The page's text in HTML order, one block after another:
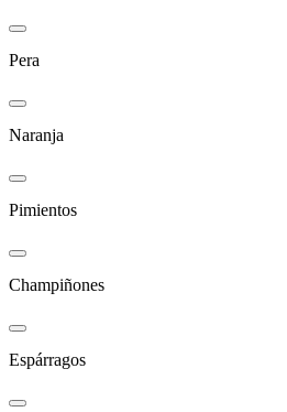
Pera
Naranja
Pimientos
Champiñones
Espárragos